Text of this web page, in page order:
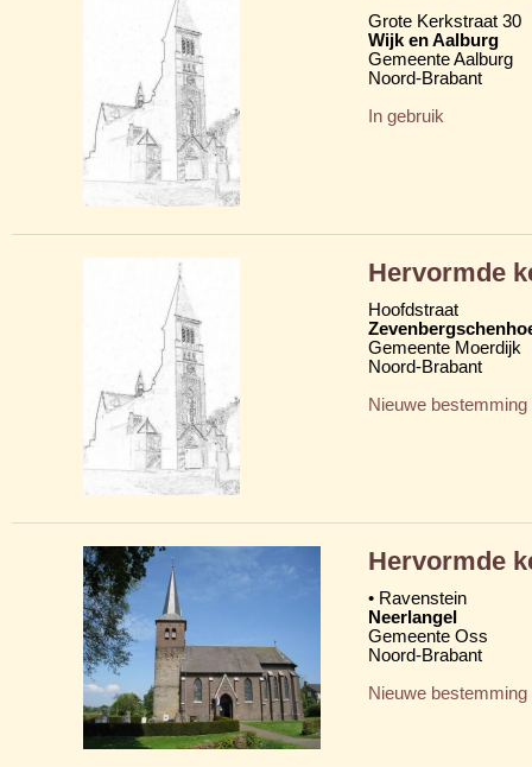
Grote Kerkstraat 30
Wijk en Aalburg
Gemeente Aalburg
Noord-Brabant
In gebruik
Hervormde
Hoofdstraat
Gemeente Moerdijk
Noord-Brabant
Nieuwe bestemming
Hervormde
• Ravenstein
Neerlangel
Gemeente Oss
Noord-Brabant
Nieuwe bestemming